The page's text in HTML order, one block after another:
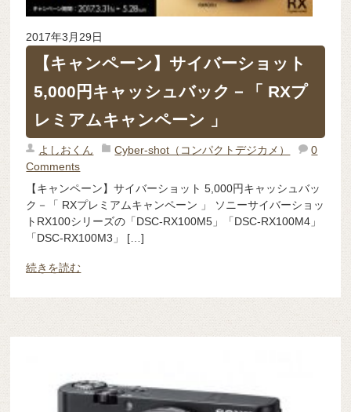
2017年3月29日
【キャンペーン】サイバーショット
5,000円キャッシュバック－「 RXプ
レミアムキャンペーン 」
よしおくん Cyber-shot（コンパクトデジカメ）
0
Comments
【キャンペーン】サイバーショット 5,000円キャッシュバッ
ク－「 RXプレミアムキャンペーン 」 ソニーサイバーショッ
トRX100シリーズの「DSC-RX100M5」「DSC-RX100M4」
「DSC-RX100M3」 […]
続きを読む